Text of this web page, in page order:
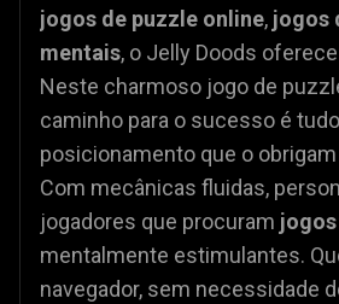
jogos de puzzle online, jogos
mentais, o Jelly Doods
Neste charmoso jogo de
caminho para o sucesso é
posicionamento que o
Com mecânicas fluidas,
jogadores que procuram
mentalmente estimulantes.
navegador, sem necessidade